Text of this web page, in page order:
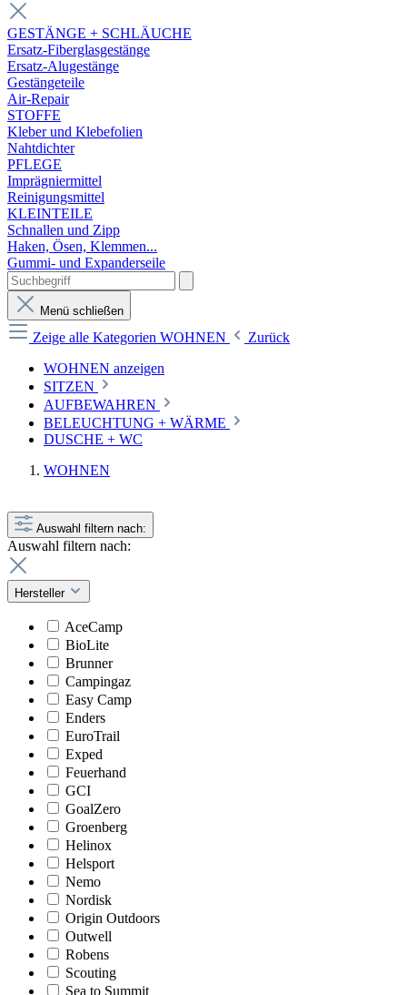
GESTÄNGE + SCHLÄUCHE
Ersatz-Fiberglasgestänge
Ersatz-Alugestänge
Gestängeteile
Air-Repair
STOFFE
Kleber und Klebefolien
Nahtdichter
PFLEGE
Imprägniermittel
Reinigungsmittel
KLEINTEILE
Schnallen und Zipp
Haken, Ösen, Klemmen...
Gummi- und Expanderseile
Menü schließen
Zeige alle Kategorien WOHNEN
Zurück
WOHNEN anzeigen
SITZEN
AUFBEWAHREN
BELEUCHTUNG + WÄRME
DUSCHE + WC
WOHNEN
Auswahl filtern nach:
Auswahl filtern nach:
Hersteller
AceCamp
BioLite
Brunner
Campingaz
Easy Camp
Enders
EuroTrail
Exped
Feuerhand
GCI
GoalZero
Groenberg
Helinox
Helsport
Nemo
Nordisk
Origin Outdoors
Outwell
Robens
Scouting
Sea to Summit